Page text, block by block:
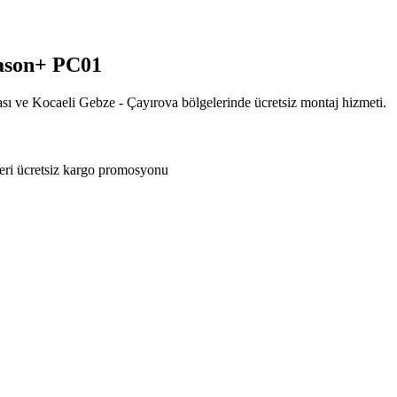
PC01
ve Kocaeli Gebze - Çayırova bölgelerinde ücretsiz montaj hizmeti.
ücretsiz kargo promosyonu